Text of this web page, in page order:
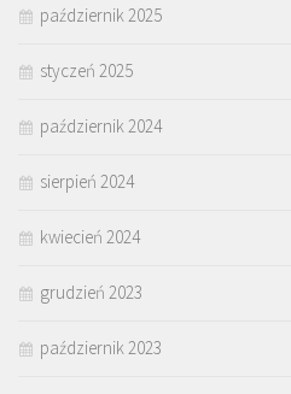
październik 2025
styczeń 2025
październik 2024
sierpień 2024
kwiecień 2024
grudzień 2023
październik 2023